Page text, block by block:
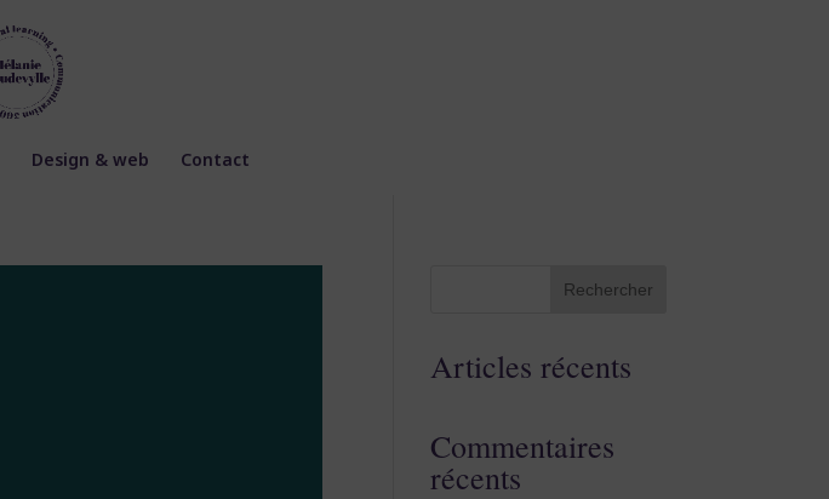
Design & web Contact
Rechercher
Articles récents
Commentaires
récents